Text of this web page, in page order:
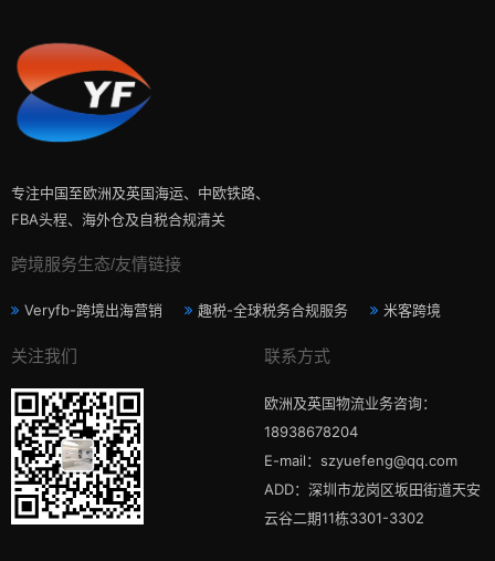
专注中国至欧洲及英国海运、中欧铁路、
FBA头程、海外仓及自税合规清关
跨境服务生态/友情链接
Veryfb-跨境出海营销 趣税-全球税务合规服务 米客跨境
关注我们 联系方式
欧洲及英国物流业务咨询：
18938678204
E-mail：szyuefeng@qq.com
ADD：深圳市龙岗区坂田街道天安
云谷二期11栋3301-3302